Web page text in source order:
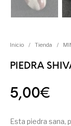
Inicio / Tienda /
PIEDRA
5,00€
Esta piedra sana,